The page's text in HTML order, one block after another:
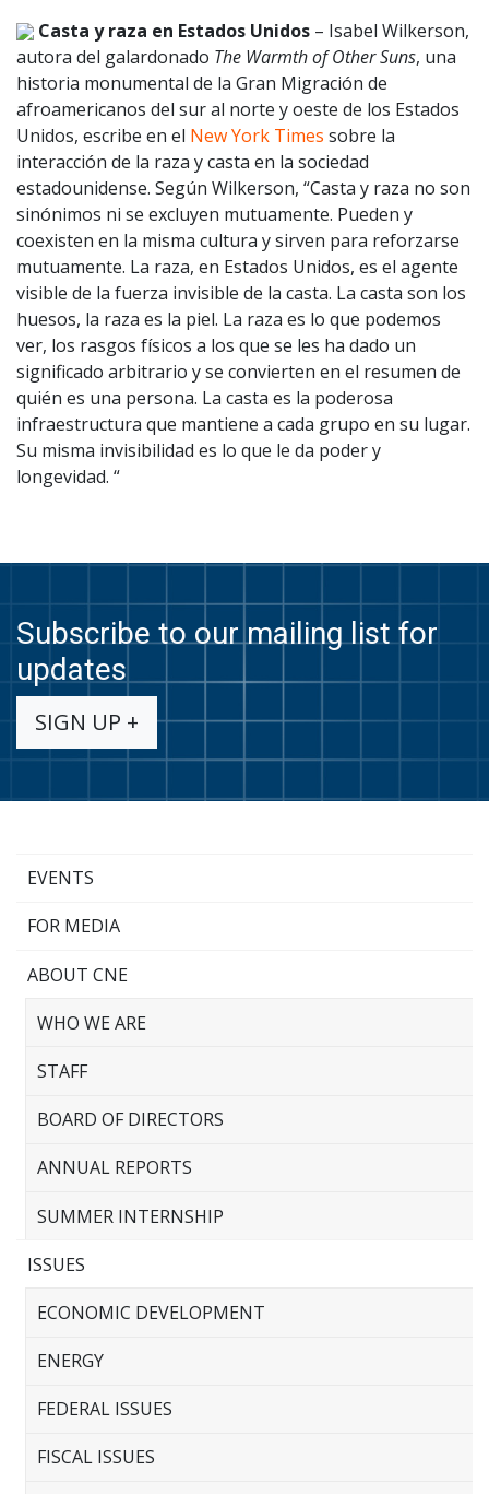
Casta y raza en Estados Unidos – Isabel Wilkerson,
autora del galardonado The Warmth of Other Suns, una
historia monumental de la Gran Migración de
afroamericanos del sur al norte y oeste de los Estados
Unidos, escribe en el New York Times sobre la
interacción de la raza y casta en la sociedad
estadounidense. Según Wilkerson, “Casta y raza no son
sinónimos ni se excluyen mutuamente. Pueden y
coexisten en la misma cultura y sirven para reforzarse
mutuamente. La raza, en Estados Unidos, es el agente
visible de la fuerza invisible de la casta. La casta son los
huesos, la raza es la piel. La raza es lo que podemos
ver, los rasgos físicos a los que se les ha dado un
significado arbitrario y se convierten en el resumen de
quién es una persona. La casta es la poderosa
infraestructura que mantiene a cada grupo en su lugar.
Su misma invisibilidad es lo que le da poder y
longevidad. “
Subscribe to our mailing list for
updates
SIGN UP +
EVENTS
FOR MEDIA
ABOUT CNE
WHO WE ARE
STAFF
BOARD OF DIRECTORS
ANNUAL REPORTS
SUMMER INTERNSHIP
ISSUES
ECONOMIC DEVELOPMENT
ENERGY
FEDERAL ISSUES
FISCAL ISSUES